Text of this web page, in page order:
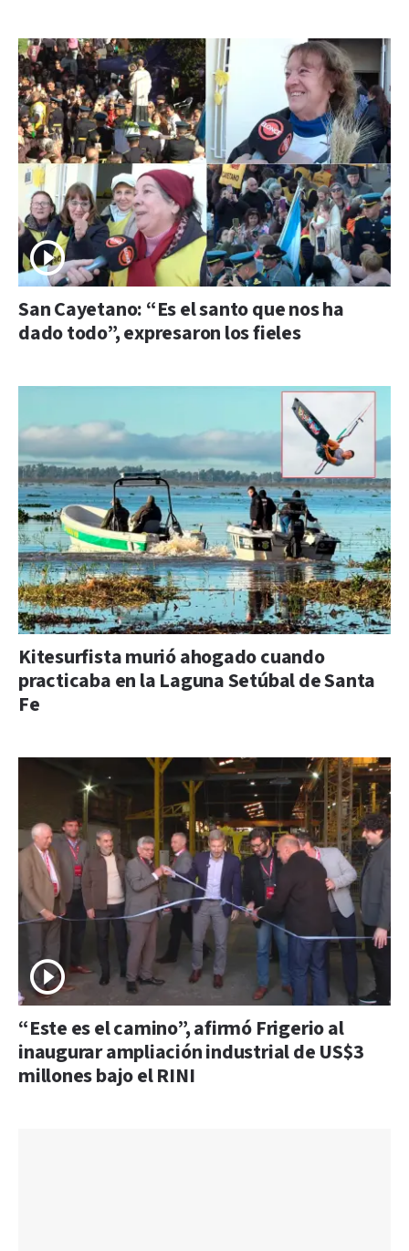
San Cayetano: “Es el santo que nos ha
dado todo”, expresaron los fieles
Kitesurfista murió ahogado cuando
practicaba en la Laguna Setúbal de Santa
Fe
“Este es el camino”, afirmó Frigerio al
inaugurar ampliación industrial de US$3
millones bajo el RINI